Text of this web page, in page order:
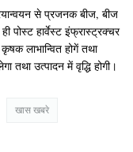
से प्रजनक बीज, बीज
पोस्ट हार्वेस्ट इंफ्रास्ट्रक्चर
लाभान्वित होगें तथा
तथा उत्पादन में वृद्धि होगी।
खास खबरे